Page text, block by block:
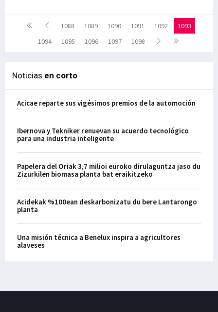
1088 1089 1090 1091 1092
1093
1094
1095 1096 1097 1098
Noticias en corto
Acicae reparte sus vigésimos premios de la automoción
Ibernova y Tekniker renuevan su acuerdo tecnológico
para una industria inteligente
Papelera del Oriak 3,7 milioi euroko dirulaguntza jaso du
Zizurkilen biomasa planta bat eraikitzeko
Acidekak %100ean deskarbonizatu du bere Lantarongo
planta
Una misión técnica a Benelux inspira a agricultores
alaveses